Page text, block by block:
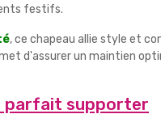
festifs.
, ce chapeau allie style et
d'assurer un maintien
parfait supporter